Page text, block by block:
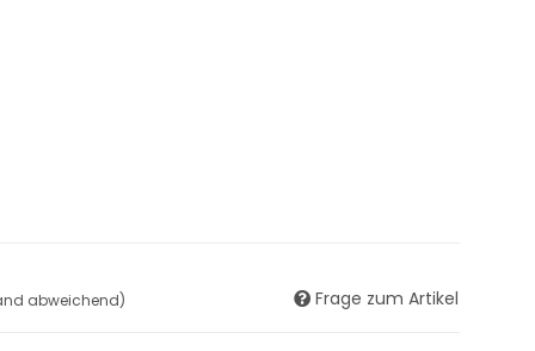
abweichend) Frage zum Artikel